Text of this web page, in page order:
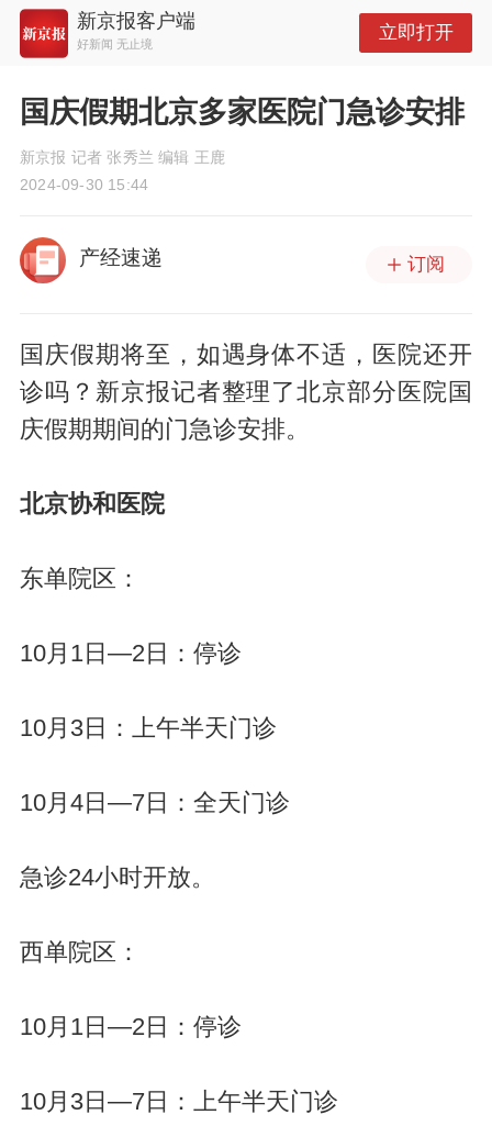
新京报客户端
好新闻 无止境
立即打开
国庆假期北京多家医院门急诊安排
新京报 记者 张秀兰 编辑 王鹿
2024-09-30 15:44
产经速递 订阅
国庆假期将至，如遇身体不适，医院还开
诊吗？新京报记者整理了北京部分医院国
庆假期期间的门急诊安排。
北京协和医院
东单院区：
10月1日—2日：停诊
10月3日：上午半天门诊
10月4日—7日：全天门诊
急诊24小时开放。
西单院区：
10月1日—2日：停诊
10月3日—7日：上午半天门诊